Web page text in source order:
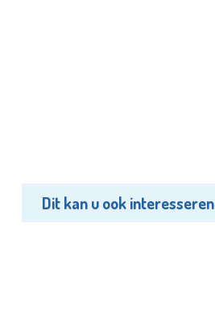
Dit kan u ook interesseren